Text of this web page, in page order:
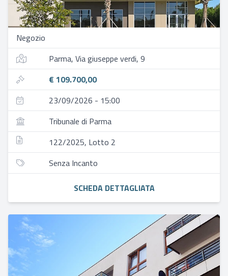
Negozio
Parma, Via giuseppe verdi, 9
€ 109.700,00
23/09/2026 - 15:00
Tribunale di Parma
122/2025, Lotto 2
Senza Incanto
SCHEDA DETTAGLIATA